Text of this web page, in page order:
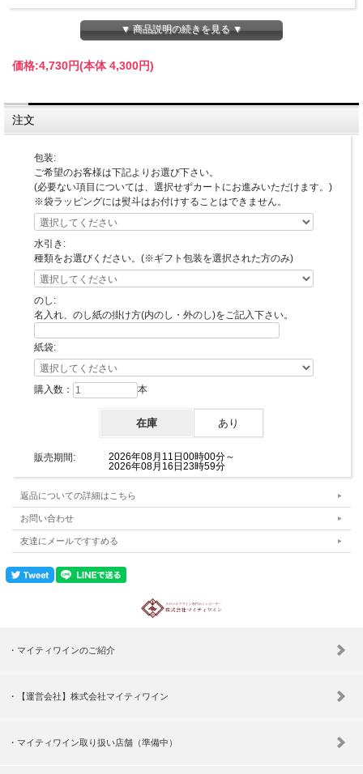
▼ 商品説明の続きを見る ▼
価格:4,730円(本体 4,300円)
注文
包装:
ご希望のお客様は下記よりお選び下さい。
(必要ない項目については、選択せずカートにお進みいただけます。)
※袋ラッピングには熨斗はお付けすることはできません。
水引き:
種類をお選びください。(※ギフト包装を選択された方のみ)
のし:
名入れ、のし紙の掛け方(内のし・外のし)をご記入下さい。
紙袋:
購入数： 本
在庫 あり
販売期間:
2026年08月11日00時00分～
2026年08月16日23時59分
返品についての詳細はこちら
お問い合わせ
友達にメールですすめる
マイティワインのご紹介
【運営会社】株式会社マイティワイン
マイティワイン取り扱い店舗（準備中）